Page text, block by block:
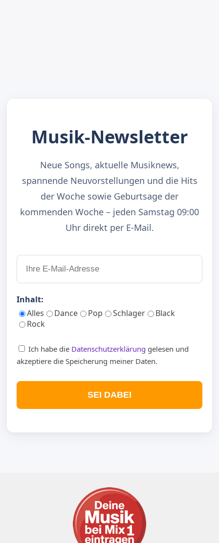
Musik-Newsletter
Neue Songs, aktuelle Musiknews,
spannende Neuvorstellungen und die Hits
der Woche sowie Geburtsage der
kommenden Woche – jeden Samstag 09:00
Uhr direkt per E-Mail.
Inhalt:
Alles
Dance Pop Schlager
Black
Rock
Ich habe die Datenschutzerklärung gelesen und
akzeptiere die Speicherung meiner Daten.
SEI DABEI